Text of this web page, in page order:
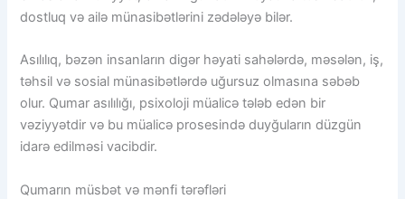
dostluq və ailə münasibətlərini zədələyə bilər.
Asılılıq, bəzən insanların digər həyati sahələrdə, məsələn, iş,
təhsil və sosial münasibətlərdə uğursuz olmasına səbəb
olur. Qumar asılılığı, psixoloji müalicə tələb edən bir
vəziyyətdir və bu müalicə prosesində duyğuların düzgün
idarə edilməsi vacibdir.
Qumarın müsbət və mənfi tərəfləri